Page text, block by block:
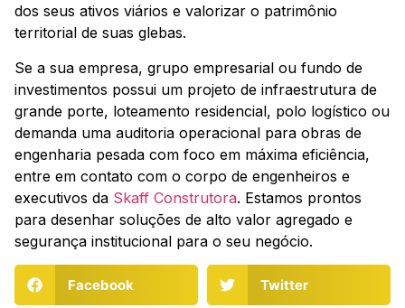
dos seus ativos viários e valorizar o patrimônio
territorial de suas glebas.
Se a sua empresa, grupo empresarial ou fundo de
investimentos possui um projeto de infraestrutura de
grande porte, loteamento residencial, polo logístico ou
demanda uma auditoria operacional para obras de
engenharia pesada com foco em máxima eficiência,
entre em contato com o corpo de engenheiros e
executivos da Skaff Construtora. Estamos prontos
para desenhar soluções de alto valor agregado e
segurança institucional para o seu negócio.
Facebook Twitter